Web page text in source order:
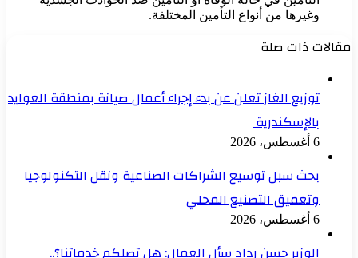
وغيرها من أنواع التأمين المختلفة.
مقالات ذات صلة
توزيع الغاز تعلن عن بدء إجراء أعمال صيانة بمنطقة العوايد
بالإسكندرية
6 أغسطس، 2026
بحث سبل توسيع الشراكات الصناعية ونقل التكنولوجيا
وتعميق التصنيع المحلي
6 أغسطس، 2026
الوزير حسن رداد سأل العمال: هل تصلكم خدماتنا؟..